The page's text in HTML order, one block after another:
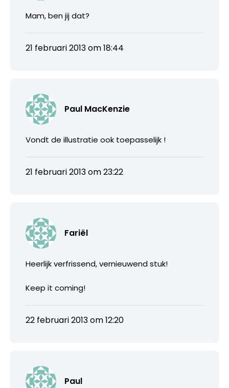
Mam, ben jij dat?
21 februari 2013 om 18:44
Paul MacKenzie
Vondt de illustratie ook toepasselijk !
21 februari 2013 om 23:22
Fariël
Heerlijk verfrissend, vernieuwend stuk!
Keep it coming!
22 februari 2013 om 12:20
Paul